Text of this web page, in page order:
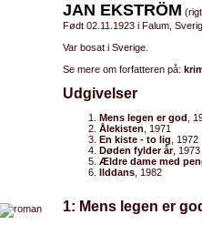
JAN EKSTRÖM
Født 02.11.1923 i Falum,
Var bosat i Sverige.
Se mere om forfatteren på:
Udgivelser
Mens legen er god ,
Ålekisten , 1971
En kiste - to lig , 1972
Døden fylder år, 1973
Ældre dame med
Ilddans , 1982
1: Mens legen er